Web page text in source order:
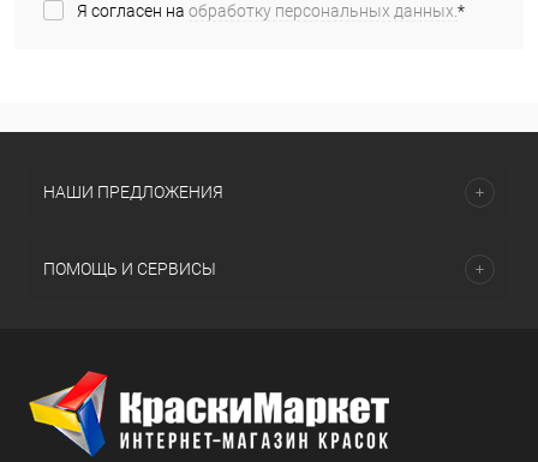
Я согласен на обработку персональных данных.*
НАШИ ПРЕДЛОЖЕНИЯ
ПОМОЩЬ И СЕРВИСЫ